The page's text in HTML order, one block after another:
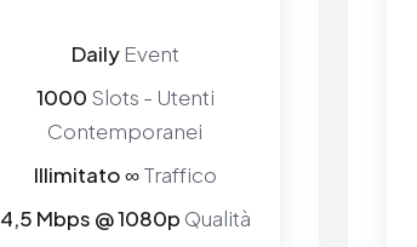
DailyEvent
1000 Slots - Utenti
Contemporanei
Illimitato ∞Traffico
4,5 Mbps @ 1080p Qualità